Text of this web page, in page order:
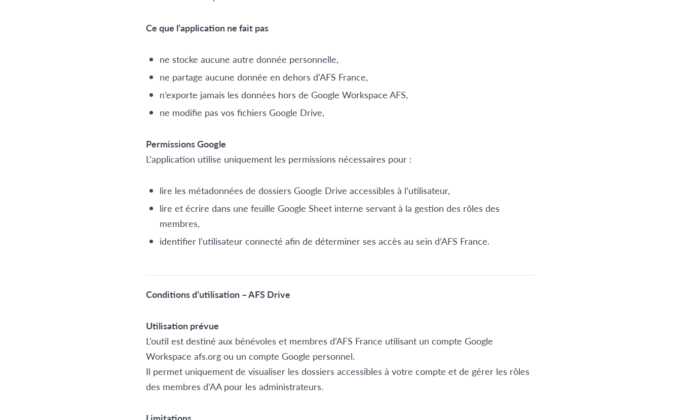
Ce que l’application ne fait pas
ne stocke aucune autre donnée personnelle,
ne partage aucune donnée en dehors d’AFS France,
n’exporte jamais les données hors de Google Workspace AFS,
ne modifie pas vos fichiers Google Drive,
Permissions Google
L’application utilise uniquement les permissions nécessaires pour :
lire les métadonnées de dossiers Google Drive accessibles à l’utilisateur,
lire et écrire dans une feuille Google Sheet interne servant à la gestion des rôles des
membres,
identifier l’utilisateur connecté afin de déterminer ses accès au sein d’AFS France.
Conditions d’utilisation – AFS Drive
Utilisation prévue
L’outil est destiné aux bénévoles et membres d’AFS France utilisant un compte Google
Workspace afs.org ou un compte Google personnel.
Il permet uniquement de visualiser les dossiers accessibles à votre compte et de gérer les rôles
des membres d’AA pour les administrateurs.